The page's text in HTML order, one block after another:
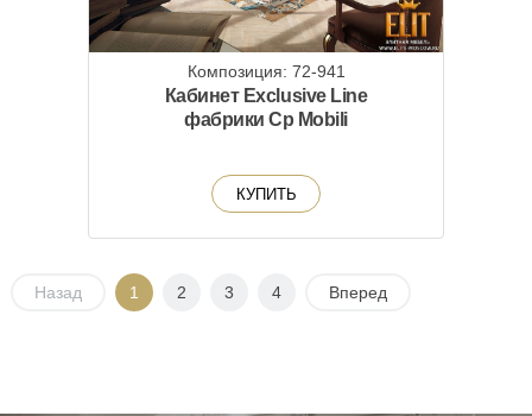
Композиция: 72-941
Кабинет Exclusive Line
фабрики Cp Mobili
КУПИТЬ
Назад 1 2 3 4 Вперед